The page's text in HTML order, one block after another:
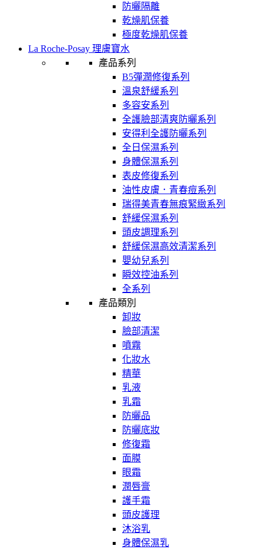
防曬隔離
乾燥肌保養
極度乾燥肌保養
La Roche-Posay 理膚寶水
產品系列
B5彈潤修復系列
溫泉舒緩系列
多容安系列
全護臉部清爽防曬系列
安得利全護防曬系列
全日保濕系列
身體保濕系列
表皮修復系列
油性皮膚．青春痘系列
瑞得美青春無痕緊緻系列
舒緩保濕系列
頭皮調理系列
舒緩保濕高效清潔系列
嬰幼兒系列
瞬效控油系列
全系列
產品類別
卸妝
臉部清潔
噴霧
化妝水
精華
乳液
乳霜
防曬品
防曬底妝
修復霜
面膜
眼霜
潤唇膏
護手霜
頭皮護理
沐浴乳
身體保濕乳